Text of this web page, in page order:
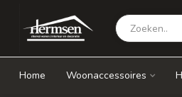
Home Woonaccessoires